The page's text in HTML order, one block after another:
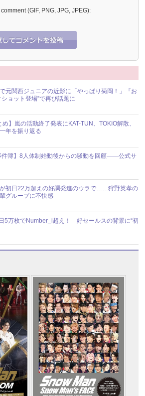
(GIF, PNG, JPG, JPEG):
元関西ジュニアの近影に「やっぱり菊岡！」『お
ョット登場”で再び話題に
め】嵐の活動終了発表にKAT-TUN、TOKIO解散、
年を振り返る
件簿】8人体制始動後からの騒動を回顧――公式サ
初日22万超えの好調発進のウラで……狩野英孝の
グループに不快感
5万枚でNumber_i超え！ 好セールスの背景に“初